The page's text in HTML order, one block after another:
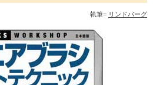
執筆= リンドバーグ